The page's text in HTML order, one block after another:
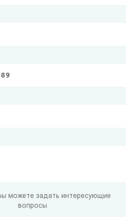
можете задать интересующие
вопросы